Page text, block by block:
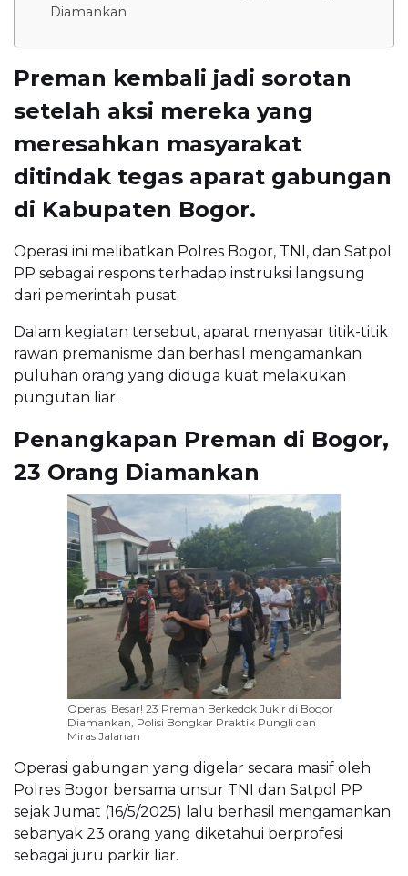
Diamankan
Preman kembali jadi sorotan
setelah aksi mereka yang
meresahkan masyarakat
ditindak tegas aparat gabungan
di Kabupaten Bogor.
Operasi ini melibatkan Polres Bogor, TNI, dan Satpol
PP sebagai respons terhadap instruksi langsung
dari pemerintah pusat.
Dalam kegiatan tersebut, aparat menyasar titik-titik
rawan premanisme dan berhasil mengamankan
puluhan orang yang diduga kuat melakukan
pungutan liar.
Penangkapan Preman di Bogor,
23 Orang Diamankan
Operasi Besar! 23 Preman Berkedok Jukir di Bogor
Diamankan, Polisi Bongkar Praktik Pungli dan
Miras Jalanan
Operasi gabungan yang digelar secara masif oleh
Polres Bogor bersama unsur TNI dan Satpol PP
sejak Jumat (16/5/2025) lalu berhasil mengamankan
sebanyak 23 orang yang diketahui berprofesi
sebagai juru parkir liar.